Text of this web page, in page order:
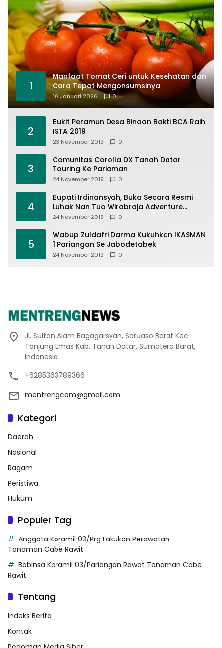
1
Manfaat Tomat Ceri untuk Kesehatan dan
Cara Tepat Mengonsumsinya
10 Januari 2026 0
2
Bukit Peramun Desa Binaan Bakti BCA Raih
ISTA 2019
23 November 2019 0
3
Comunitas Corolla DX Tanah Datar
Touring Ke Pariaman
24 November 2019 0
4
Bupati Irdinansyah, Buka Secara Resmi
Luhak Nan Tuo Wirabraja Adventure
Offroad 2019
24 November 2019 0
5
Wabup Zuldafri Darma Kukuhkan IKASMAN
1 Pariangan Se Jabodetabek
24 November 2019 0
Jl. Sultan Alam Bagagarsyah, Saruaso Barat Kec.
Tanjung Emas Kab. Tanah Datar, Sumatera Barat,
Indonesia
+6285363789366
mentrengcom@gmail.com
Kategori
Daerah
Nasional
Ragam
Peristiwa
Hukum
Populer Tag
Anggota Koramil 03/Prg Lakukan Perawatan
Tanaman Cabe Rawit
Babinsa Koramil 03/Pariangan Rawat Tanaman Cabe
Rawit
Tentang
Indeks Berita
Kontak